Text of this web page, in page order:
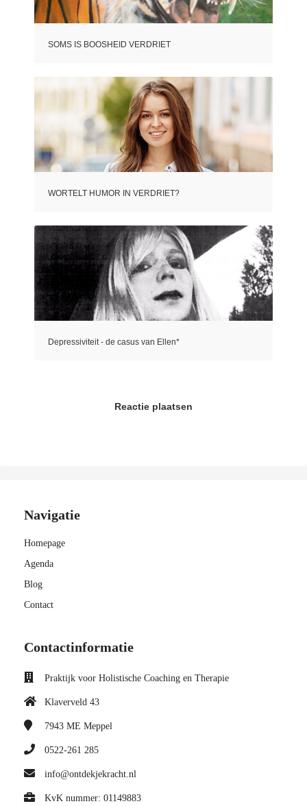
SOMS IS BOOSHEID VERDRIET
WORTELT HUMOR IN VERDRIET?
Depressiviteit - de casus van Ellen*
Reactie plaatsen
Navigatie
Homepage
Agenda
Blog
Contact
Contactinformatie
Praktijk voor Holistische Coaching en Therapie
Klaverveld 43
7943 ME Meppel
0522-261 285
info@ontdekjekracht.nl
KvK nummer: 01149883